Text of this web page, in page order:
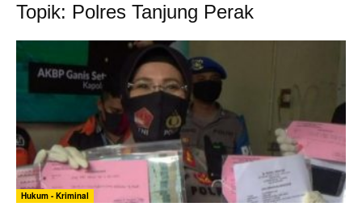
Topik: Polres Tanjung Perak
Hukum - Kriminal